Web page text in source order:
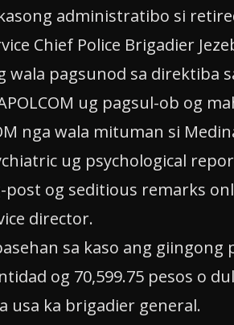
administratibo si
Chief Police Brigadier
wala pagsunod sa direktiba
ug pagsul-ob og
nga wala mituman si
ug psychological
post og seditious remarks
director.
sa kaso ang giingong
og 70,599.75 pesos o
usa ka brigadier general.